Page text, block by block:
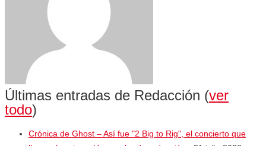
Últimas entradas de Redacción (ver
todo)
Crónica de Ghost – Así fue "2 Big to Rig", el concierto que